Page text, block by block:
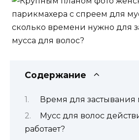
Содержание
Время для застывания
Мусс для волос
работает?